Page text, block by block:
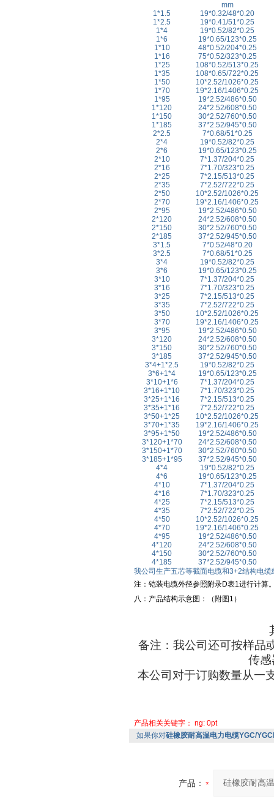
mm
1*1.5
19*0.32/48*0.20
1*2.5
19*0.41/51*0.25
1*4
19*0.52/82*0.25
1*6
19*0.65/123*0.25
1*10
48*0.52/204*0.25
1*16
75*0.52/323*0.25
1*25
108*0.52/513*0.25
1*35
108*0.65/722*0.25
1*50
10*2.52/1026*0.25
1*70
19*2.16/1406*0.25
1*95
19*2.52/486*0.50
1*120
24*2.52/608*0.50
1*150
30*2.52/760*0.50
1*185
37*2.52/945*0.50
2*2.5
7*0.68/51*0.25
2*4
19*0.52/82*0.25
2*6
19*0.65/123*0.25
2*10
7*1.37/204*0.25
2*16
7*1.70/323*0.25
2*25
7*2.15/513*0.25
2*35
7*2.52/722*0.25
2*50
10*2.52/1026*0.25
2*70
19*2.16/1406*0.25
2*95
19*2.52/486*0.50
2*120
24*2.52/608*0.50
2*150
30*2.52/760*0.50
2*185
37*2.52/945*0.50
3*1.5
7*0.52/48*0.20
3*2.5
7*0.68/51*0.25
3*4
19*0.52/82*0.25
3*6
19*0.65/123*0.25
3*10
7*1.37/204*0.25
3*16
7*1.70/323*0.25
3*25
7*2.15/513*0.25
3*35
7*2.52/722*0.25
3*50
10*2.52/1026*0.25
3*70
19*2.16/1406*0.25
3*95
19*2.52/486*0.50
3*120
24*2.52/608*0.50
3*150
30*2.52/760*0.50
3*185
37*2.52/945*0.50
3*4+1*2.5
19*0.52/82*0.25
3*6+1*4
19*0.65/123*0.25
3*10+1*6
7*1.37/204*0.25
3*16+1*10
7*1.70/323*0.25
3*25+1*16
7*2.15/513*0.25
3*35+1*16
7*2.52/722*0.25
3*50+1*25
10*2.52/1026*0.25
3*70+1*35
19*2.16/1406*0.25
3*95+1*50
19*2.52/486*0.50
3*120+1*70
24*2.52/608*0.50
3*150+1*70
30*2.52/760*0.50
3*185+1*95
37*2.52/945*0.50
4*4
19*0.52/82*0.25
4*6
19*0.65/123*0.25
4*10
7*1.37/204*0.25
4*16
7*1.70/323*0.25
4*25
7*2.15/513*0.25
4*35
7*2.52/722*0.25
4*50
10*2.52/1026*0.25
4*70
19*2.16/1406*0.25
4*95
19*2.52/486*0.50
4*120
24*2.52/608*0.50
4*150
30*2.52/760*0.50
4*185
37*2.52/945*0.50
我公司生产五芯等截面电缆和3+2结构电缆
注：铠装电缆外径参照附录D表1进行计算
八：产品结构示意图：
（ 附图 1）
备注：我公司还可按样品
传
本公司对于订购数量从一
产品相关关键字： ng: 0pt
如果你对硅橡胶耐高温电力电缆YGC/
产品：